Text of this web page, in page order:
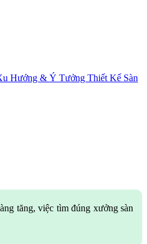
Hướng & Ý Tưởng Thiết Kế Sàn
tăng, việc tìm đúng xưởng sàn